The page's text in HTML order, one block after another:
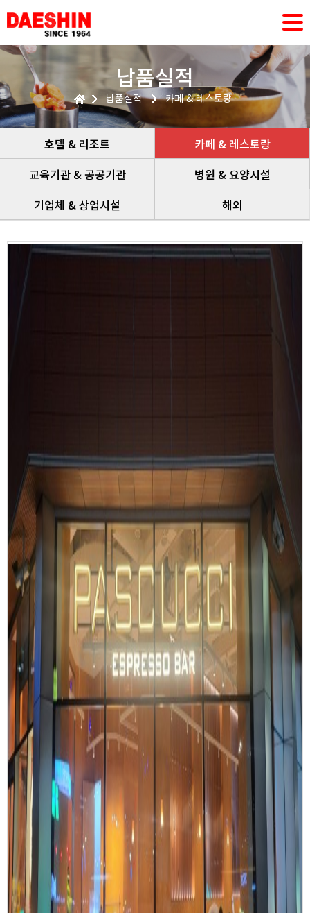
납품실적
납품실적 카페 & 레스토랑
호텔 & 리조트
카페 & 레스토랑
교육기관 & 공공기관
병원 & 요양시설
기업체 & 상업시설
해외